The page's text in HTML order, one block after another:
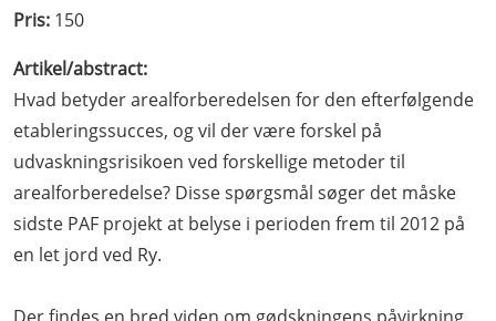
Pris: 150
Artikel/abstract:
Hvad betyder arealforberedelsen for den efterfølgende
etableringssucces, og vil der være forskel på
udvaskningsrisikoen ved forskellige metoder til
arealforberedelse? Disse spørgsmål søger det måske
sidste PAF projekt at belyse i perioden frem til 2012 på
en let jord ved Ry.